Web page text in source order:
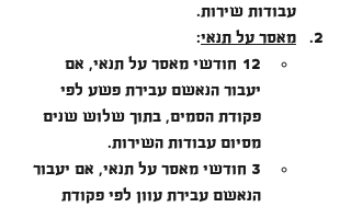
עבודות שירות.
מאסר על תנאי:
12 חודשי מאסר על תנאי, אם
יעבור הנאשם עבירת פשע לפי
פקודת הסמים, בתוך שלוש שנים
מסיום עבודות השירות.
3 חודשי מאסר על תנאי, אם יעבור
הנאשם עבירת עוון לפי פקודת